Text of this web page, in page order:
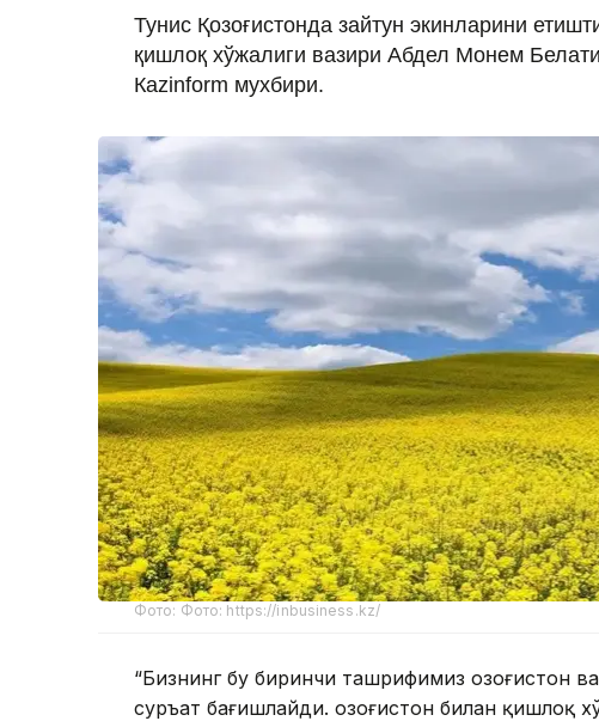
Тунис Қозоғистонда зайтун экинларини
қишлоқ хўжалиги вазири Абдел Монем
Кazinform мухбири.
Фото: Фото: https://inbusiness.kz/
“Бизнинг бу биринчи ташрифимиз Қозоғистон
суръат бағишлайди. Қозоғистон билан қишлоқ